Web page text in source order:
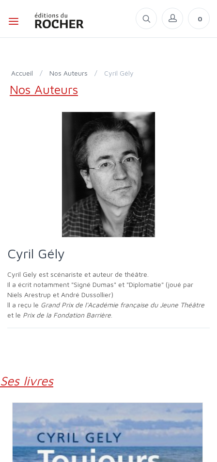
0
Accueil / Nos Auteurs / Cyril Gély
Nos Auteurs
Cyril Gély
Cyril Gely est scénariste et auteur de théâtre.
Il a écrit notamment "Signé Dumas" et "Diplomatie" (joué par
Niels Arestrup et André Dussollier)
ll a reçu le Grand Prix de l'Académie française du Jeune Théâtre
et le Prix de la Fondation Barrière
Ses livres